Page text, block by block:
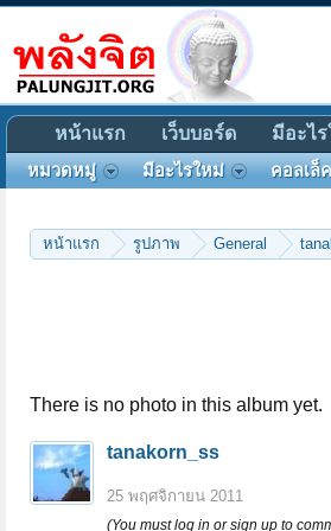
หน้าแรก รูปภาพ General
There is no photo in this album yet.
tanakorn_ss
25 พฤศจิกายน 2011
(You must log in or sign up to
หน้าแรก เว็บบอร์ด มีอะไ
หมวดหมู่ มีอะไรใหม่ คอลเล็